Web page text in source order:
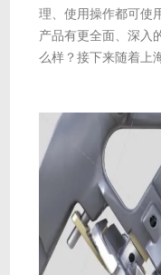
理、使用操作都可使
产品有更全面、深入
么样？接下来随着上